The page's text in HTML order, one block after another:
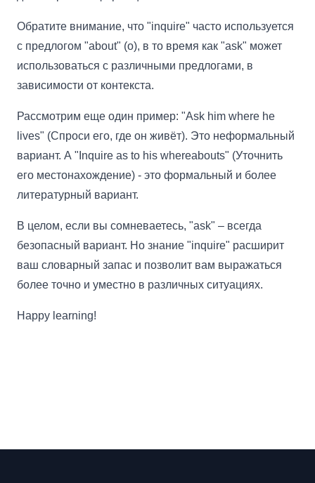
Обратите внимание, что "inquire" часто используется
с предлогом "about" (о), в то время как "ask" может
использоваться с различными предлогами, в
зависимости от контекста.
Рассмотрим еще один пример: "Ask him where he
lives" (Спроси его, где он живёт). Это неформальный
вариант. А "Inquire as to his whereabouts" (Уточнить
его местонахождение) - это формальный и более
литературный вариант.
В целом, если вы сомневаетесь, "ask" – всегда
безопасный вариант. Но знание "inquire" расширит
ваш словарный запас и позволит вам выражаться
более точно и уместно в различных ситуациях.
Happy learning!